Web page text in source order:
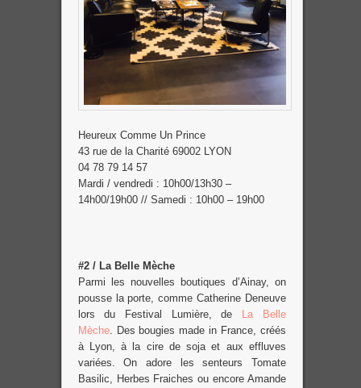
Heureux Comme Un Prince
43 rue de la Charité 69002 LYON
04 78 79 14 57
Mardi / vendredi : 10h00/13h30 –
14h00/19h00 // Samedi : 10h00 – 19h00
#2 / La Belle Mèche
Parmi les nouvelles boutiques d’Ainay, on
pousse la porte, comme Catherine Deneuve
lors du Festival Lumière, de
La Belle
Mèche. Des bougies made in France, créés
à Lyon, à la cire de soja et aux effluves
variées. On adore les senteurs Tomate
Basilic, Herbes Fraiches ou encore Amande